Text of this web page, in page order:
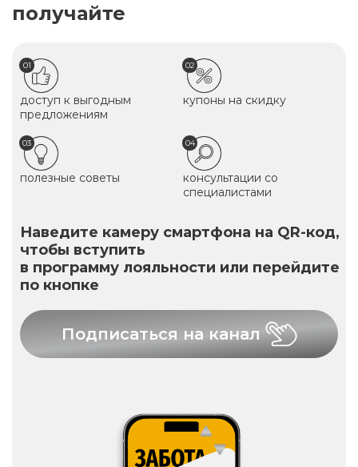
получайте
01
доступ к выгодным
предложениям
02
купоны на скидку
03
полезные советы
04
консультации со
специалистами
Наведите камеру смартфона на QR-код,
чтобы вступить
в программу лояльности или перейдите
по кнопке
Подписаться на канал